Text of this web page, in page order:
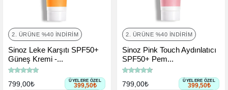
2. ÜRÜNE %40 İNDIRIM
Sinoz Leke Karşıtı SPF50+
Güneş Kremi -...
799,00₺ ÜYELERE ÖZEL
399,50₺
2. ÜRÜNE %40 İNDIRIM
Sinoz Pink Touch Aydınlatıcı
SPF50+ Pem...
799,00₺ ÜYELERE ÖZEL
399,50₺